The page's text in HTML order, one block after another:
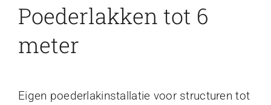
Poederlakken tot 6
meter
Eigen poederlakinstallatie voor structuren tot